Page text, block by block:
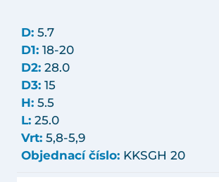
D: 5.7
D1: 18-20
D2: 28.0
D3: 15
H: 5.5
L: 25.0
Vrt: 5,8-5,9
Objednací číslo: KKSGH 20